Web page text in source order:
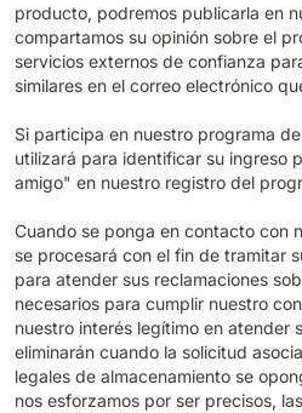
producto, podremos publicarla en
compartamos su opinión sobre el
servicios externos de confianza
similares en el correo electrónico
Si participa en nuestro programa
utilizará para identificar su ingreso
amigo" en nuestro registro del
Cuando se ponga en contacto con
se procesará con el fin de tramitar
para atender sus reclamaciones
necesarios para cumplir nuestro
nuestro interés legítimo en atender
eliminarán cuando la solicitud
legales de almacenamiento se
nos esforzamos por ser precisos,